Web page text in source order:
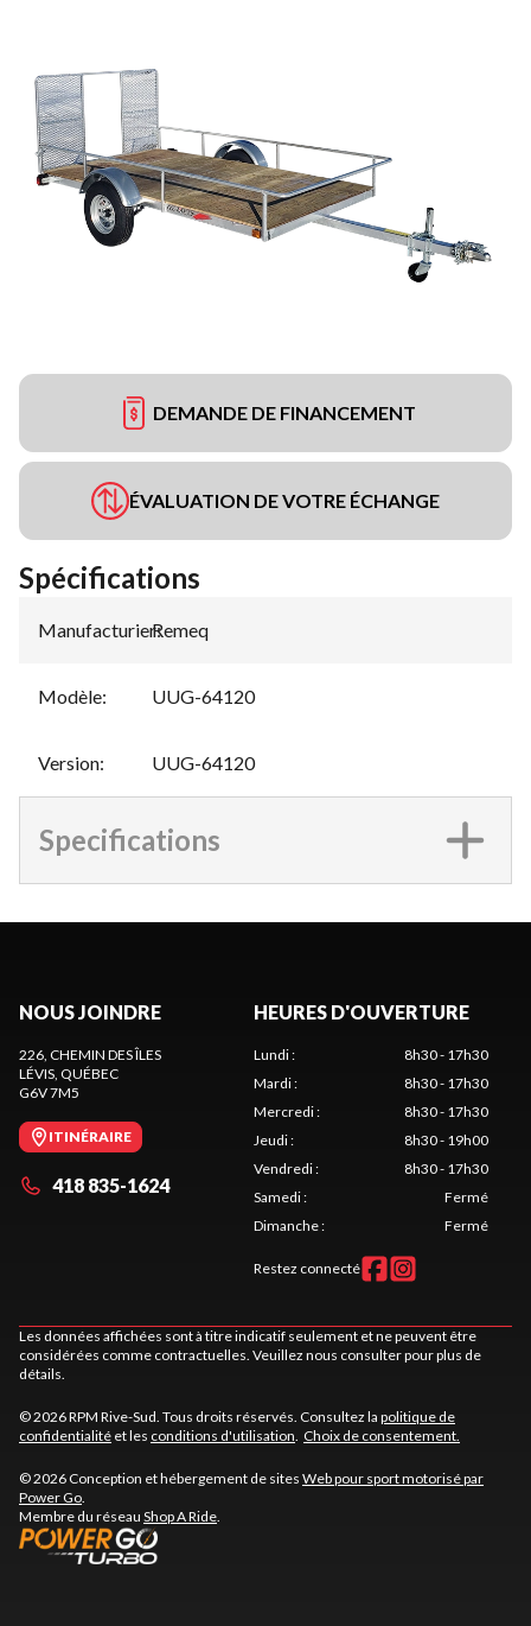
DEMANDE DE FINANCEMENT
ÉVALUATION DE VOTRE ÉCHANGE
Spécifications
Manufacturier:
Remeq
Modèle: UUG-64120
Version: UUG-64120
Specifications
NOUS JOINDRE
226, CHEMIN DES ÎLES
LÉVIS , QUÉBEC
G6V 7M5
ITINÉRAIRE
418 835-1624
HEURES D'OUVERTURE
Lundi:
8h30 - 17h30
Mardi:
8h30 - 17h30
Mercredi:
8h30 - 17h30
Jeudi:
8h30 - 19h00
Vendredi:
8h30 - 17h30
Samedi:
Fermé
Dimanche: Fermé
Restez connecté
Les données affichées sont à titre indicatif seulement et ne peuvent être
considérées comme contractuelles. Veuillez nous consulter pour plus de
détails.
© 2026 RPM Rive-Sud. Tous droits réservés. Consultez la politique de
confidentialité et les conditions d'utilisation Choix de consentement.
© 2026 Conception et hébergement de sites Web pour sport motorisé par
Power Go
Membre du réseau Shop A Ride